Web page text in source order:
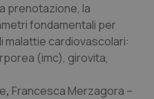
prenotazione, la
fondamentali per
malattie cardiovascolari:
(imc), girovita,
, Francesca Merzagora –